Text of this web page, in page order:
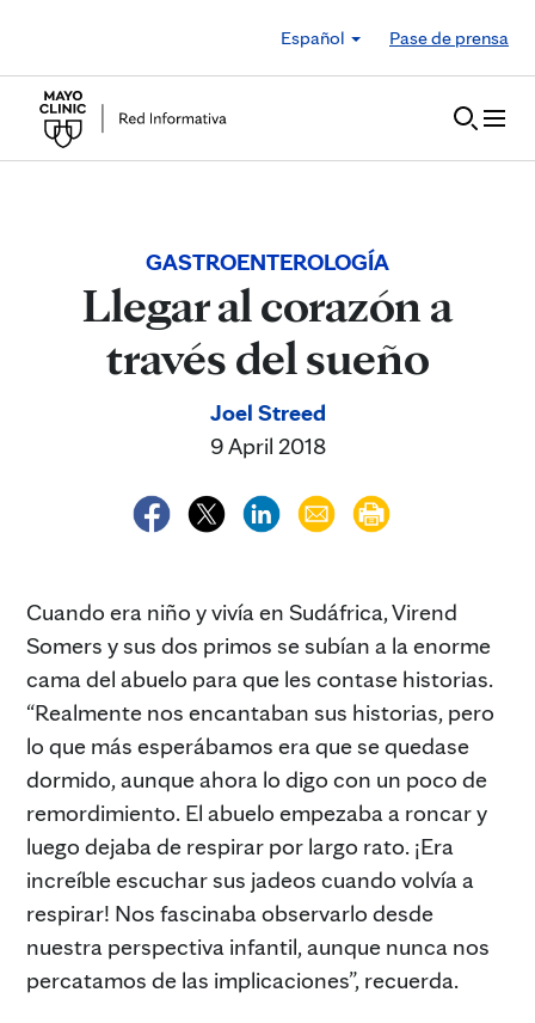
Español
Pase de prensa
GASTROENTEROLOGÍA
Llegar al corazón a
través del sueño
Joel Streed
9 April 2018
Cuando era niño y vivía en Sudáfrica, Virend
Somers y sus dos primos se subían a la enorme
cama del abuelo para que les contase historias.
“Realmente nos encantaban sus historias, pero
lo que más esperábamos era que se quedase
dormido, aunque ahora lo digo con un poco de
remordimiento. El abuelo empezaba a roncar y
luego dejaba de respirar por largo rato. ¡Era
increíble escuchar sus jadeos cuando volvía a
respirar! Nos fascinaba observarlo desde
nuestra perspectiva infantil, aunque nunca nos
percatamos de las implicaciones”, recuerda.